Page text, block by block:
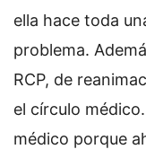
ella hace toda
problema.
RCP, de
el círculo
médico porque